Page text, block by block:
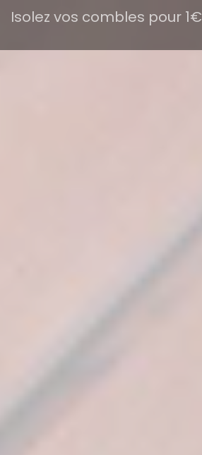
Isolez vos combles pour 1€